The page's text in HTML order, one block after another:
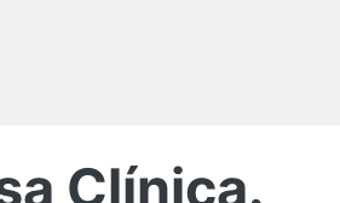
Clínica.